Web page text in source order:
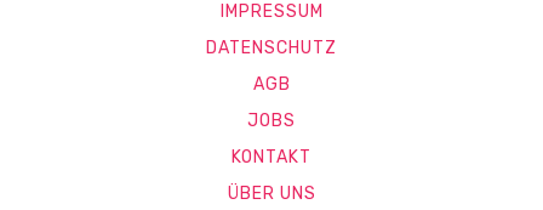
IMPRESSUM
DATENSCHUTZ
AGB
JOBS
KONTAKT
ÜBER UNS